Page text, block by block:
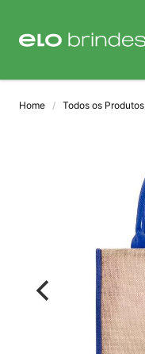
BLOG
Home Todos os Produtos